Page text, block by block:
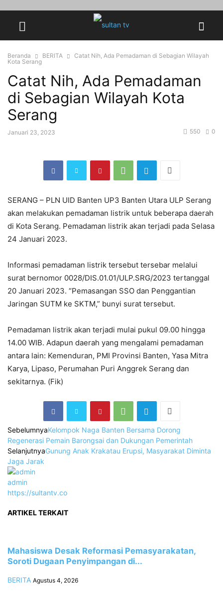
Beranda BERITA
Catat Nih, Ada Pemadaman di Sebagian Wilayah
Kota Serang
Catat Nih, Ada Pemadaman
di Sebagian Wilayah Kota
Serang
Januari 23, 2023 0
550
SERANG – PLN UID Banten UP3 Banten Utara ULP Serang
akan melakukan pemadaman listrik untuk beberapa daerah
di Kota Serang. Pemadaman listrik akan terjadi pada Selasa
24 Januari 2023.
Informasi pemadaman listrik tersebut tersebar melalui
surat bernomor 0028/DIS.01.01/ULP.SRG/2023 tertanggal
20 Januari 2023. “Pemasangan SSO dan Penggantian
Jaringan SUTM ke SKTM,” bunyi surat tersebut.
Pemadaman listrik akan terjadi mulai pukul 09.00 hingga
14.00 WIB. Adapun daerah yang mengalami pemadaman
antara lain: Kemenduran, PMI Provinsi Banten, Yasa Mitra
Karya, Lipaso, Perumahan Puri Anggrek Serang dan
sekitarnya. (Fik)
SebelumnyaKelompok Naga Banten Bersama Dorong
Regenerasi Pemain Barongsai dan Dukungan Pemerintah
SelanjutnyaGunung Anak Krakatau Erupsi, Masyarakat Diminta
Jaga Jarak
admin
https://sultantv.co
ARTIKEL TERKAIT
Mahasiswa Desak Reformasi Pemasyarakatan,
Soroti Dugaan Penyimpangan di...
BERITA Agustus 4, 2026